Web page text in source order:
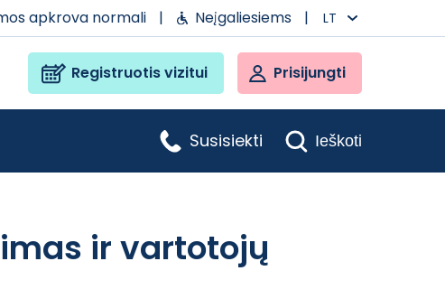
apkrova normali | Neįgaliesiems | LT
Registruotis vizitui Prisijungti
Susisiekti Ieškoti
ir vartotojų